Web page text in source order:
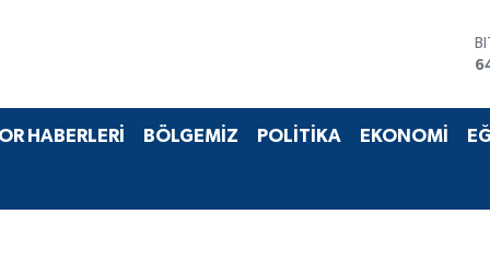
HABERLERİ BÖLGEMİZ POLİTİKA EKONOMİ